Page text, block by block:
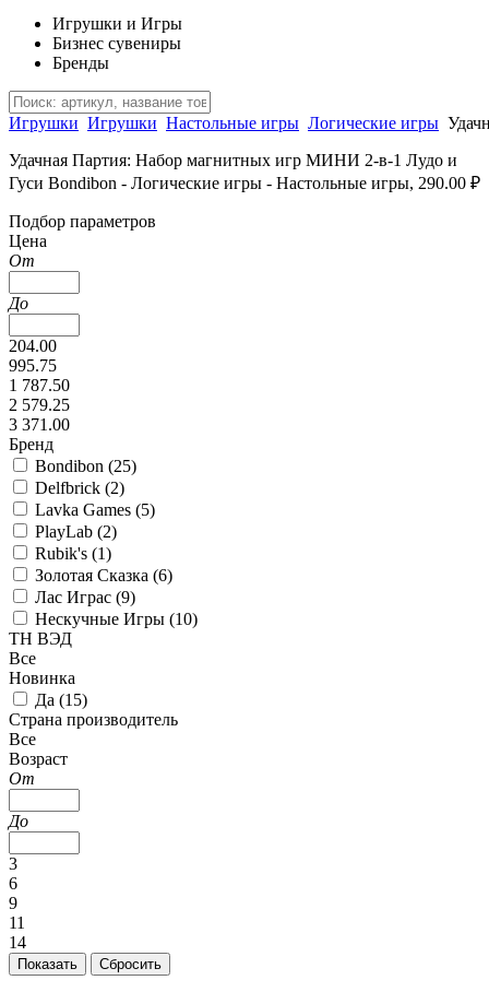
Игрушки и Игры
Бизнес сувениры
Бренды
Игрушки Игрушки Настольные игры Логические игры
Удачная Партия: Набор магнитных игр МИНИ 2-в-1 Лудо и
Гуси Bondibon - Логические игры - Настольные игры, 290.00 ₽
Подбор параметров
Цена
От
До
204.00
995.75
1 787.50
2 579.25
3 371.00
Бренд
Bondibon (25)
Delfbrick (2)
Lavka Games (5)
PlayLab (2)
Rubik's (1)
Золотая Сказка (6)
Лас Играс (9)
Нескучные Игры (10)
ТН ВЭД
Все
Новинка
Да (15)
Страна производитель
Все
Возраст
От
До
3
6
9
11
14